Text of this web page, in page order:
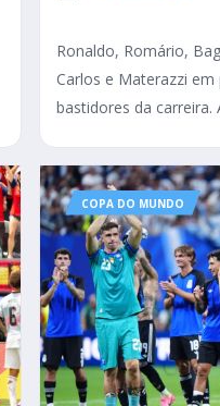
Ronaldo, Romário,
Carlos e Materazzi
bastidores da carreira.
COPA DO MUNDO